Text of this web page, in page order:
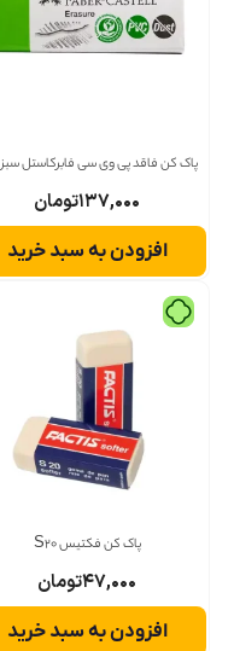
پاک کن فاقد پی وی سی فابرکاستل سبز بزرگ
۱۳۷,۰۰۰تومان
افزودن به سبد خرید
پاک کن فکتیس S20
۴۷,۰۰۰تومان
افزودن به سبد خرید